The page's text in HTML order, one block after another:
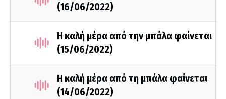
(16/06/2022)
Η καλή μέρα από την μπάλα φαίνεται
(15/06/2022)
Η καλή μέρα από τη μπάλα φαίνεται
(14/06/2022)